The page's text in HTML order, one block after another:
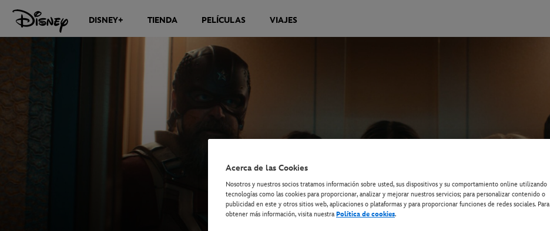
DISNEY+ TIENDA PELÍCULAS VIAJES
Acerca de las Cookies
Nosotros y nuestros socios tratamos información sobre usted, sus dispositivos y su comportamiento online utilizando
tecnologías como las cookies para proporcionar, analizar y mejorar nuestros servicios; para personalizar contenido o
publicidad en este y otros sitios web, aplicaciones o plataformas y para proporcionar funciones de redes sociales. Para
obtener más información, visita nuestraPolítica de cookies.